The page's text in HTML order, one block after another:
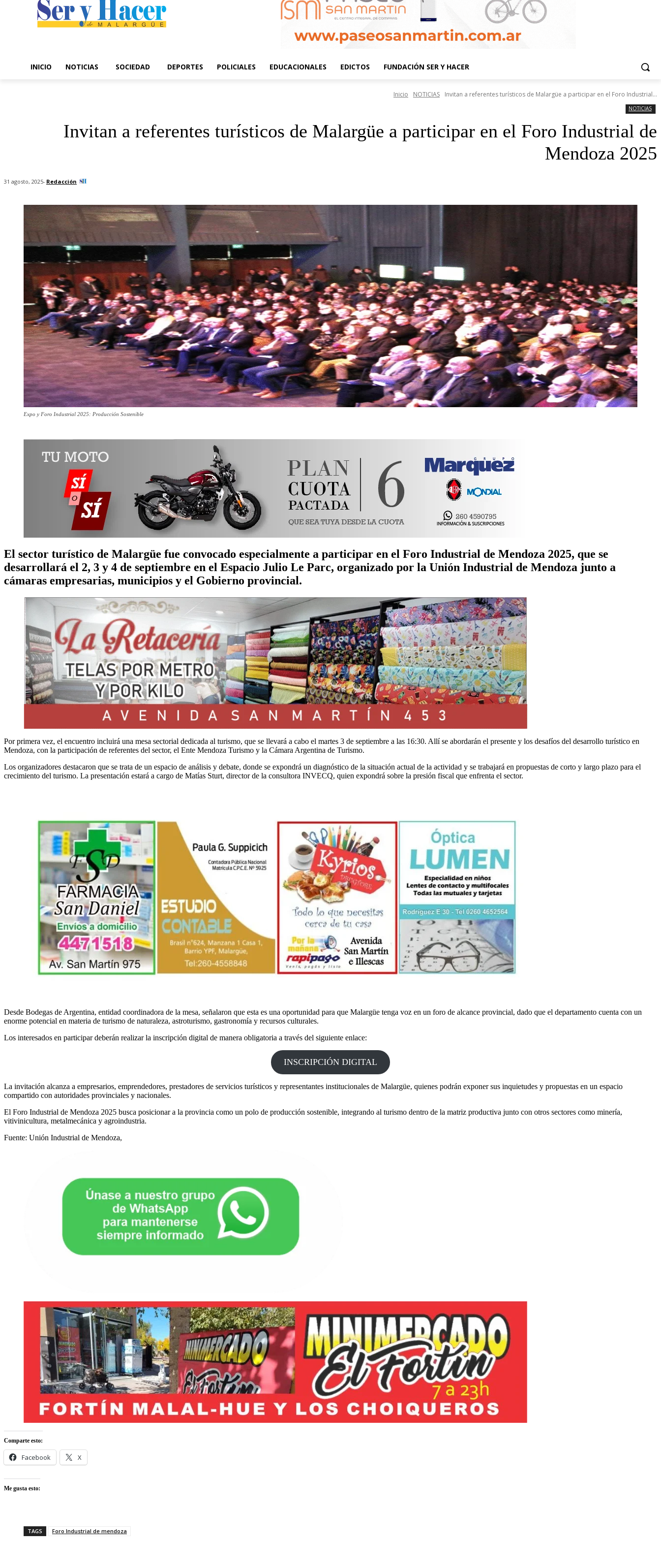
INICIO NOTICIAS SOCIEDAD DEPORTES POLICIALES EDUCACIONALES EDICTOS FUNDACIÓN SER Y HACER
Inicio NOTICIAS Invitan a referentes turísticos de Malargüe a participar en el Foro Industrial...
NOTICIAS
Invitan a referentes turísticos de Malargüe a participar en el Foro Industrial de
Mendoza 2025
31 agosto, 2025- Redacción
Expo y Foro Industrial 2025: Producción Sostenible
El sector turístico de Malargüe fue convocado especialmente a participar en el Foro Industrial de Mendoza 2025, que se
desarrollará el 2, 3 y 4 de septiembre en el Espacio Julio Le Parc, organizado por la Unión Industrial de Mendoza junto a
cámaras empresarias, municipios y el Gobierno provincial.
Por primera vez, el encuentro incluirá una mesa sectorial dedicada al turismo, que se llevará a cabo el martes 3 de septiembre a las 16:30. Allí se abordarán el presente y los desafíos del desarrollo turístico en
Mendoza, con la participación de referentes del sector, el Ente Mendoza Turismo y la Cámara Argentina de Turismo.
Los organizadores destacaron que se trata de un espacio de análisis y debate, donde se expondrá un diagnóstico de la situación actual de la actividad y se trabajará en propuestas de corto y largo plazo para el
crecimiento del turismo. La presentación estará a cargo de Matías Sturt, director de la consultora INVECQ, quien expondrá sobre la presión fiscal que enfrenta el sector.
Desde Bodegas de Argentina, entidad coordinadora de la mesa, señalaron que esta es una oportunidad para que Malargüe tenga voz en un foro de alcance provincial, dado que el departamento cuenta con un
enorme potencial en materia de turismo de naturaleza, astroturismo, gastronomía y recursos culturales.
Los interesados en participar deberán realizar la inscripción digital de manera obligatoria a través del siguiente enlace:
INSCRIPCIÓN DIGITAL
La invitación alcanza a empresarios, emprendedores, prestadores de servicios turísticos y representantes institucionales de Malargüe, quienes podrán exponer sus inquietudes y propuestas en un espacio
compartido con autoridades provinciales y nacionales.
El Foro Industrial de Mendoza 2025 busca posicionar a la provincia como un polo de producción sostenible, integrando al turismo dentro de la matriz productiva junto con otros sectores como minería,
vitivinicultura, metalmecánica y agroindustria.
Fuente: Unión Industrial de Mendoza,
Comparte esto:
Facebook X
Me gusta esto:
TAGS Foro Industrial de mendoza